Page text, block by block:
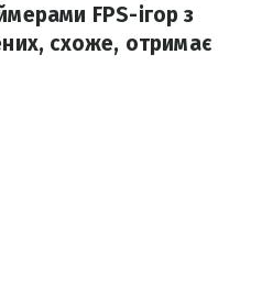
FPS-ігор з
схоже, отримає